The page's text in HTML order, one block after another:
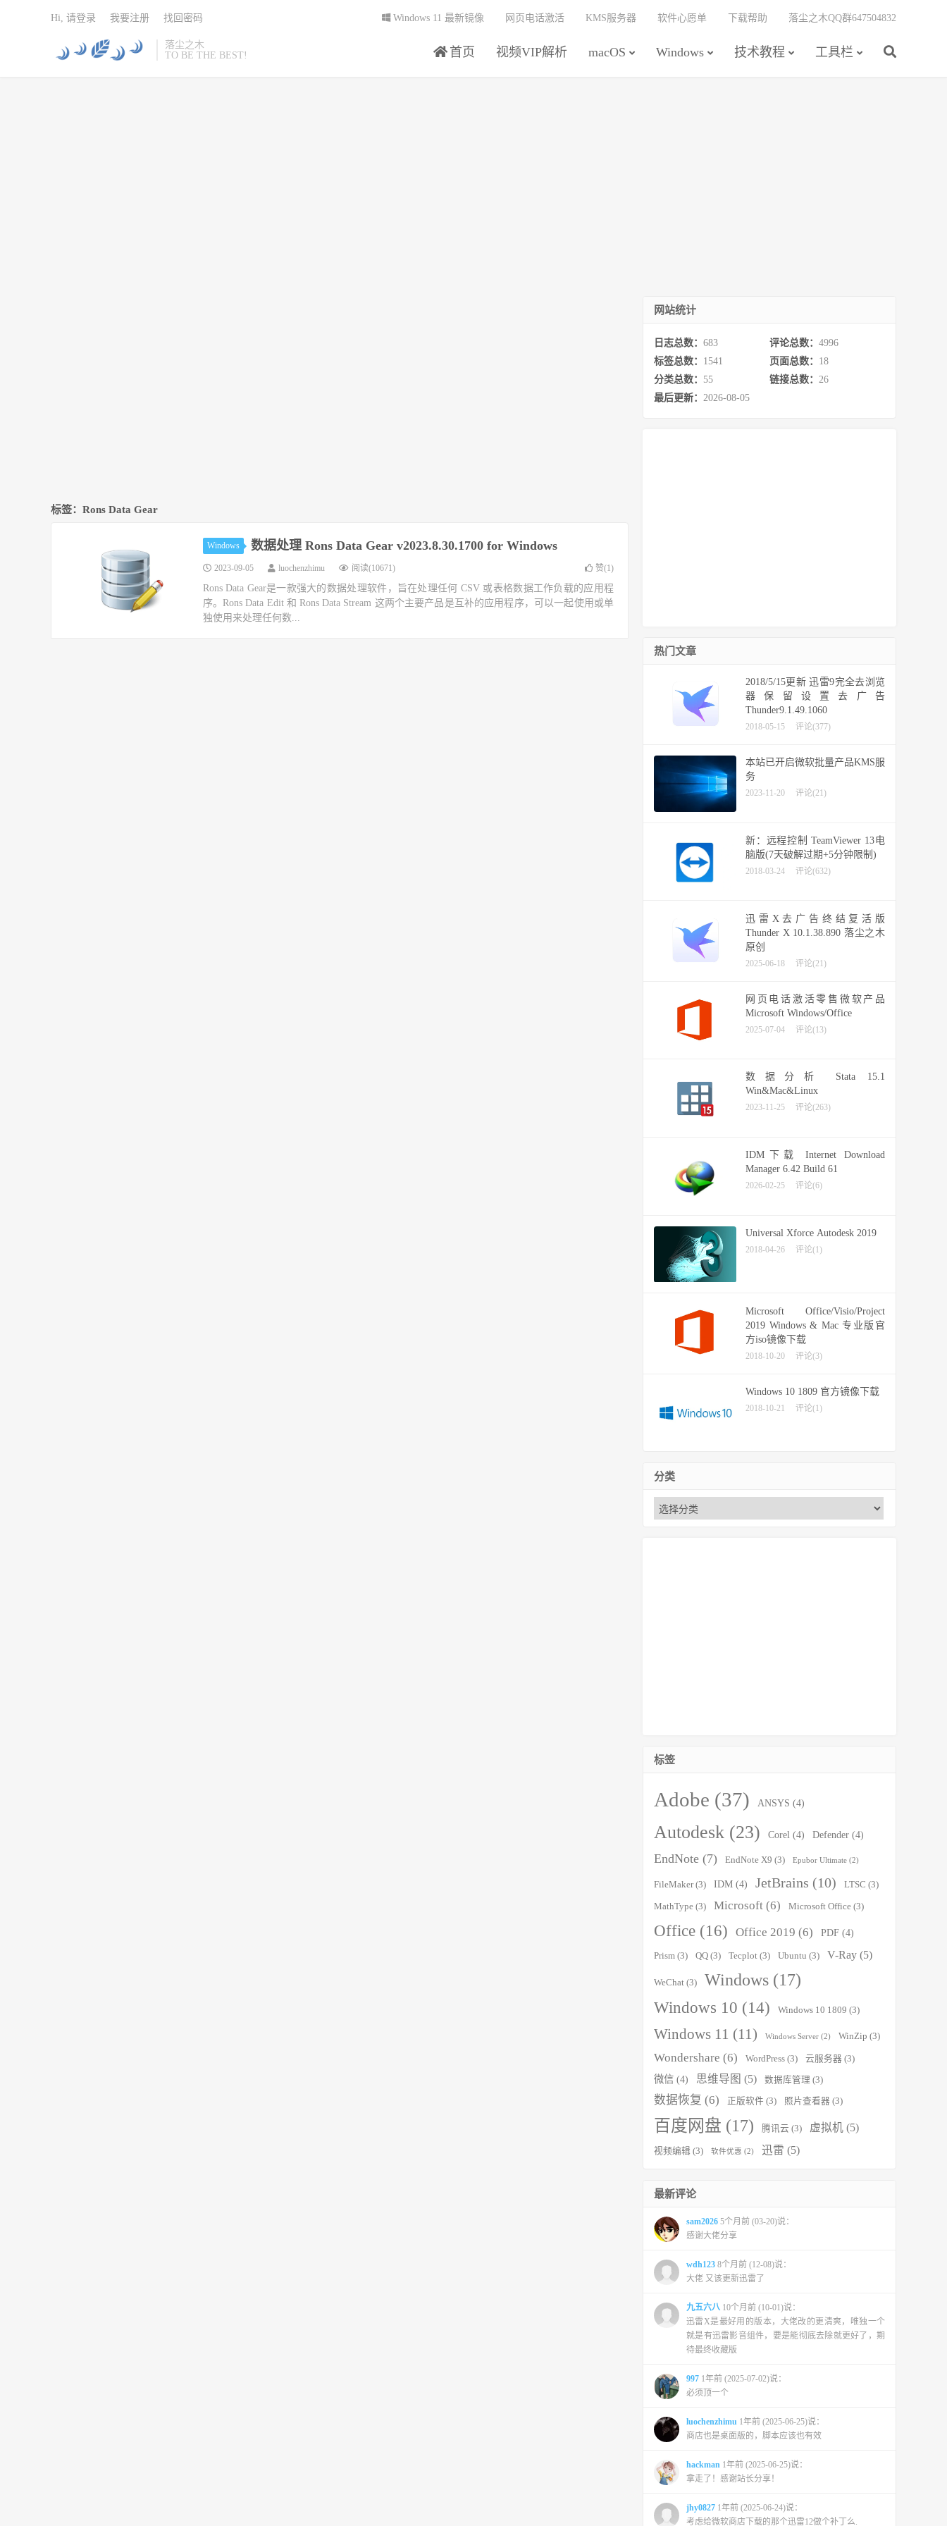
落尘之木
TO BE THE BEST!
首页 视频VIP解析 macOS Windows 技术教程 工具栏
Windows 11 最新镜像 网页电话激活 KMS服务器 软件心愿单 下载帮助 落尘之木QQ群647504832
Hi, 请登录 我要注册 找回密码
标签：Rons Data Gear
Windows 数据处理 Rons Data Gear v2023.8.30.1700 for Windows
2023-09-05 luochenzhimu 阅读(10671) 赞(1)
Rons Data Gear是一款强大的数据处理软件，旨在处理任何 CSV 或表格数据工作负载的应用程
序。Rons Data Edit 和 Rons Data Stream 这两个主要产品是互补的应用程序，可以一起使用或单
独使用来处理任何数...
网站统计
日志总数： 683 评论总数： 4996
标签总数： 1541 页面总数： 18
分类总数： 55 链接总数： 26
最后更新： 2026-08-05
热门文章
2018/5/15更新 迅雷9完全去浏览
器保留设置去广告
Thunder9.1.49.1060
2018-05-15 评论(377)
本站已开启微软批量产品KMS服
务
2023-11-20 评论(21)
新：远程控制 TeamViewer 13电
脑版(7天破解过期+5分钟限制)
2018-03-24 评论(632)
迅雷X去广告终结复活版
Thunder X 10.1.38.890 落尘之木
原创
2025-06-18 评论(21)
网页电话激活零售微软产品
Microsoft Windows/Office
2025-07-04 评论(13)
数据分析 Stata 15.1
Win&Mac&Linux
2023-11-25 评论(263)
IDM下载 Internet Download
Manager 6.42 Build 61
2026-02-25 评论(6)
Universal Xforce Autodesk 2019
2018-04-26 评论(1)
Microsoft Office/Visio/Project
2019 Windows & Mac 专业版官
方iso镜像下载
2018-10-20 评论(3)
Windows 10 1809 官方镜像下载
2018-10-21 评论(1)
分类
标签
Adobe (37) ANSYS (4)
Autodesk (23) Corel (4) Defender (4)
EndNote (7) EndNote X9 (3) Epubor Ultimate (2)
FileMaker(3) IDM (4) JetBrains (10) LTSC (3)
MathType (3) Microsoft (6) Microsoft Office (3)
Office (16) Office 2019 (6) PDF (4)
Prism (3) QQ (3) Tecplot (3) Ubuntu (3) V-Ray (5)
WeChat (3) Windows (17)
Windows 10 (14) Windows 10 1809 (3)
Windows 11 (11) Windows Server (2) WinZip (3)
Wondershare (6) WordPress (3) 云服务器 (3)
微信 (4) 思维导图 (5) 数据库管理 (3)
数据恢复 (6) 正版软件 (3) 照片查看器 (3)
百度网盘 (17) 腾讯云 (3) 虚拟机 (5)
视频编辑 (3) 软件优惠 (2) 迅雷 (5)
最新评论
sam2026 5个月前 (03-20)说：
感谢大佬分享
wdh123 8个月前 (12-08)说：
大佬 又该更新迅雷了
九五六八 10个月前 (10-01)说：
迅雷X是最好用的版本，大佬改的更清爽，唯独一个
就是有迅雷影音组件，要是能彻底去除就更好了，期
待最终收藏版
997 1年前 (2025-07-02)说：
必须顶一个
luochenzhimu 1年前 (2025-06-25)说：
商店也是桌面版的，脚本应该也有效
hackman 1年前 (2025-06-25)说：
拿走了！感谢站长分享！
jhy0827 1年前 (2025-06-24)说：
考虑给微软商店下载的那个迅雷12做个补丁么.